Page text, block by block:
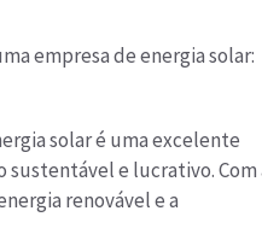
empresa de energia solar:
solar é uma excelente
e lucrativo. Com
renovável e a